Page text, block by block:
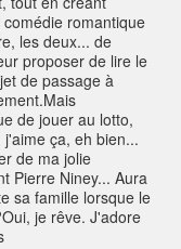
romantique
les deux... de
proposer de lire le
de passage à
de jouer au lotto,
ça, eh bien...
de ma jolie
Pierre Niney... Aura
sa famille lorsque le
je rêve. J'adore